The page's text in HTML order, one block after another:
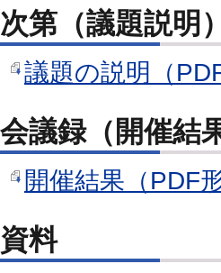
次第（議題説明）
議題の説明（
会議録（開催結
開催結果（PDF
資料